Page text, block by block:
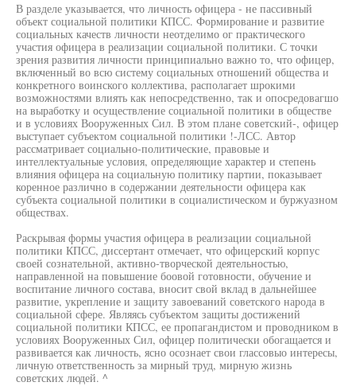
В разделе указывается, что личность офицера - не пассивный
объект социальной политики КПСС. Формирование и развитие
социальных качеств личности неотделимо ог практического
участия офицера в реализации социальной политики. С точки
зрения развития личности принципиально важно то, что офицер,
включенный во всю систему социальных отношений общества и
конкретного воинского коллектива, располагает шрокими
возможностями влиять как непосредственно, так и опосредовагшо
на выработку и осуществление социальной политики в обществе
и в условиях Вооруженных Сил. В этом плане советский-, офицер
выступает субъектом социальной политики !-ЛСС. Автор
рассматривает социально-политические, правовые и
интеллектуальные условия, определяющие характер и степень
влияния офицера на социальную политику партии, показывает
коренное различно в содержании деятельности офицера как
субъекта социальной политики в социалистическом и буржуазном
обществах.
Раскрывая формы участия офицера в реализации социальной
политики КПСС, диссертант отмечает, что офицерский корпус
своей сознательной, активно-творческой деятельностью,
направленной на повышение боовой готовности, обучение и
воспитание личного состава, вносит свой вклад в дальнейшее
развитие, укрепление и защиту завоеваний советского народа в
социальной сфере. Являясь субъектом защиты достижений
социальной политики КПСС, ее пропагандистом и проводником в
условиях Вооруженных Сил, офицер политически обогащается и
развивается как личность, ясно осознает свои глассовыо интересы,
личную ответственность за мирный труд, мирную жизнь
советских людей. ^